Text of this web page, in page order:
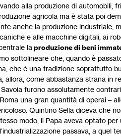
alla produzione di automobili,
agricola ma è stata poi
anche la produzione industriale,
e alle macchine digitali, ai
la produzione di beni
sottolineare che, quando è
che è una tradizione soprattutto
allora, come abbastanza strana in
furono assolutamente
una gran quantità di operai –
Quintino Sella diceva che
modo, il Papa aveva optato per
passava, a quel